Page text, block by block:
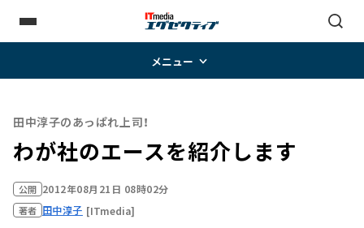
メニュー
田中淳子のあっぱれ上司！
わが社のエースを紹介します
公開 2012年08月21日 08時02分
著者 田中淳子 [ITmedia]